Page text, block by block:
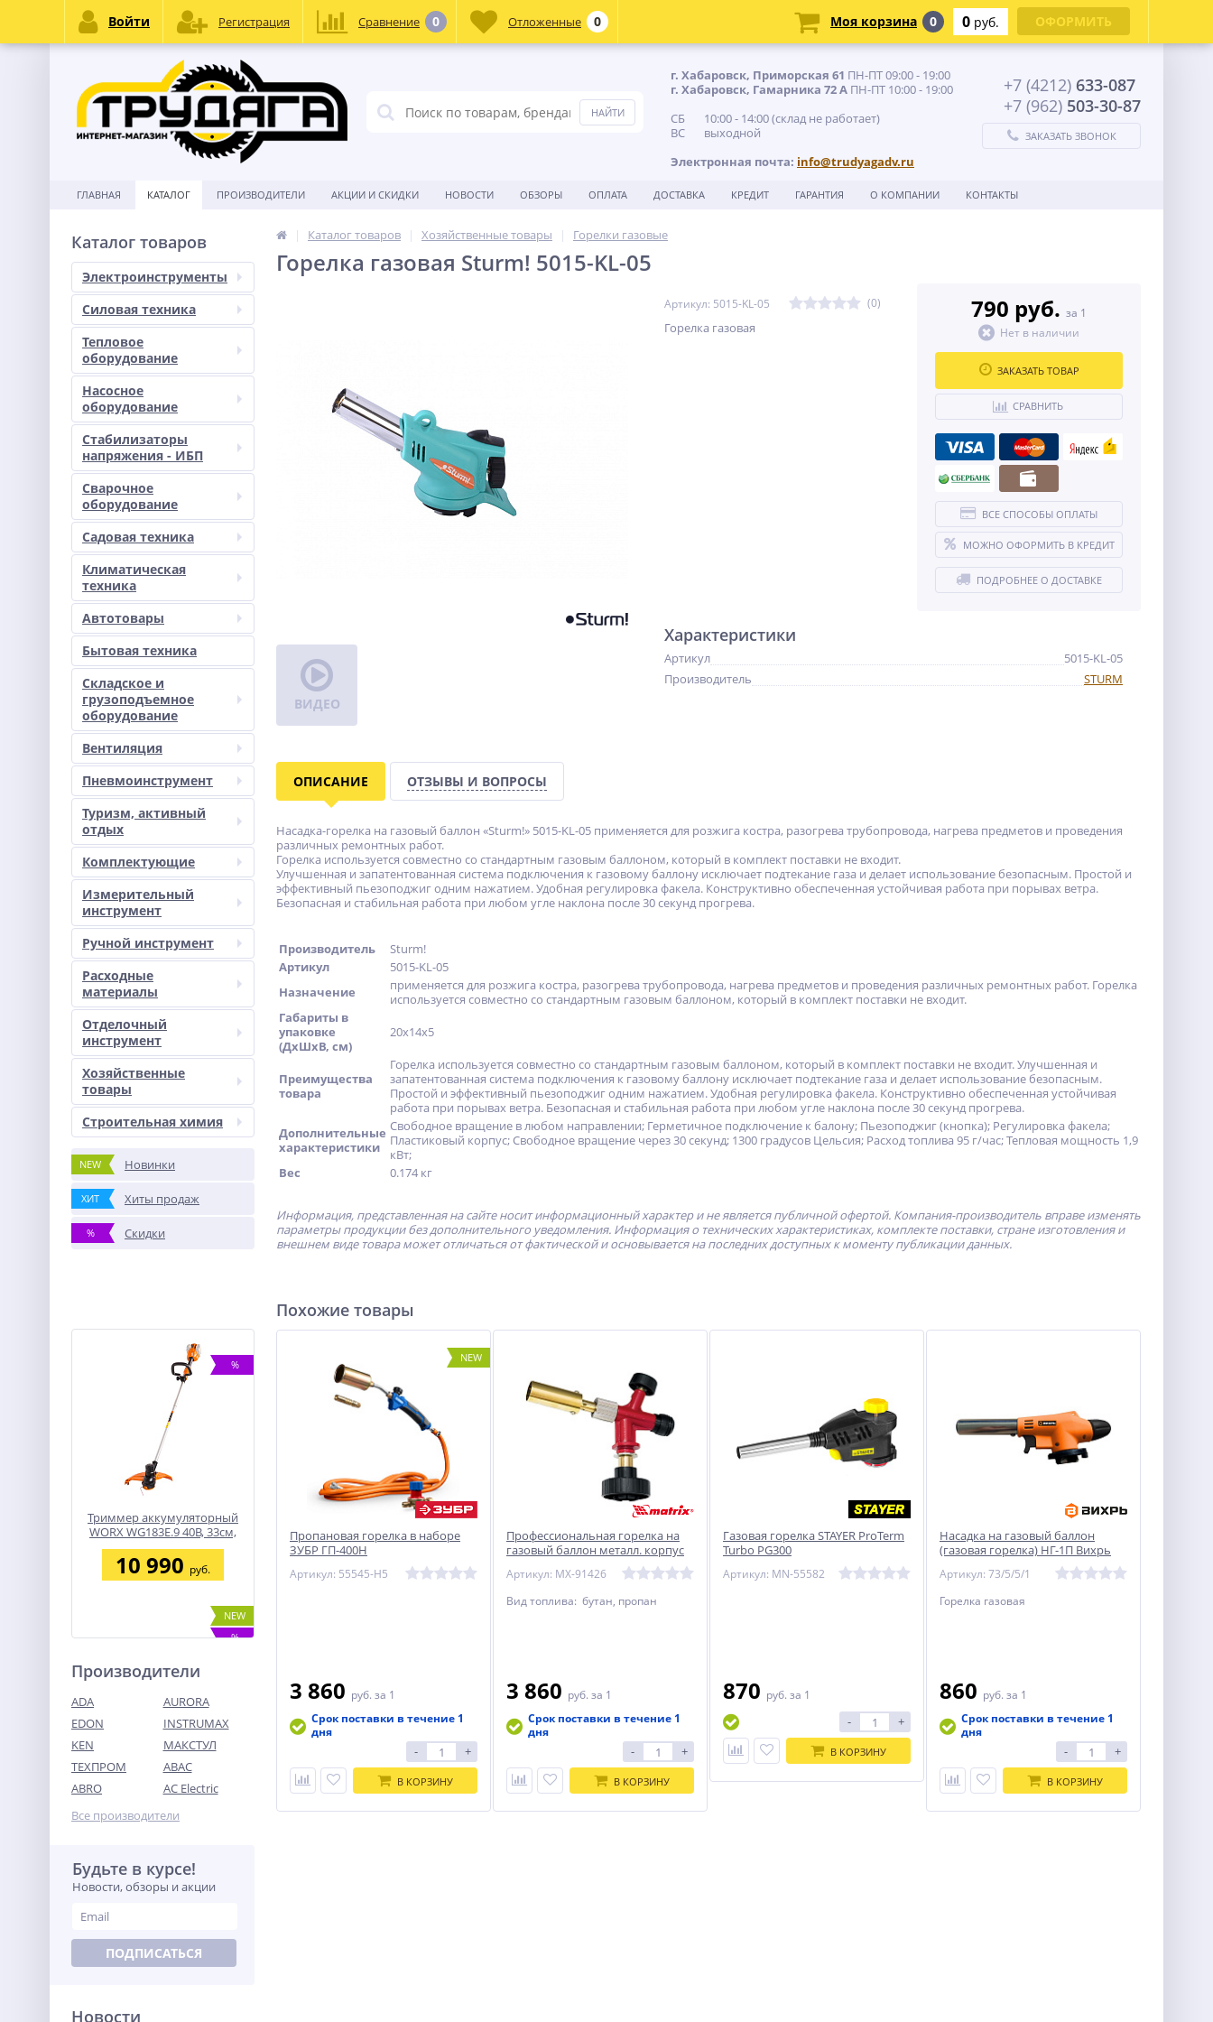
г. Хабаровск, Приморская 61 ПН-ПТ 09:00 - 19:00
г. Хабаровск, Гамарника 72 А ПН-ПТ 10:00 - 19:00
СБ 10:00 - 14:00 (склад не работает)
ВС выходной
Электронная почта: info@trudyagadv.ru
+7 (4212) 633-087
+7 (962) 503-30-87
ЗАКАЗАТЬ ЗВОНОК
ГЛАВНАЯ КАТАЛОГ ПРОИЗВОДИТЕЛИ АКЦИИ И СКИДКИ НОВОСТИ ОБЗОРЫ ОПЛАТА ДОСТАВКА КРЕДИТ ГАРАНТИЯ О КОМПАНИИ КОНТАКТЫ
Каталог товаров
Электроинструменты
Силовая техника
Тепловое
оборудование
Насосное
оборудование
Стабилизаторы
напряжения - ИБП
Сварочное
оборудование
Садовая техника
Климатическая
техника
Автотовары
Бытовая техника
Складское и
грузоподъемное
оборудование
Вентиляция
Пневмоинструмент
Туризм, активный
отдых
Комплектующие
Измерительный
инструмент
Ручной инструмент
Расходные
материалы
Отделочный
инструмент
Хозяйственные
товары
Строительная химия
NEW Новинки
ХИТ Хиты продаж
% Скидки
%
Триммер аккумуляторный
WORX WG183E.9 40В, 33см,
без АКБ и ЗУ
10 990 руб.
NEW
%
Дрель-шуруповерт акк.
Greenworks GD24DD90, 24V,
б/щет,
45/90Нм,1x5Ач,ЗУ,кор
(3707507OUG)
14 990
Производители
ADA
AURORA
EDON
INSTRUMAX
KEN
МАКСТУЛ
ТЕХПРОМ
ABAC
ABRO
AC Electric
Все производители
Будьте в курсе!
Новости, обзоры и акции
ПОДПИСАТЬСЯ
Новости
Каталог товаров Хозяйственные товары Горелки газовые
Горелка газовая Sturm! 5015-KL-05
ВИДЕО
Артикул: 5015-KL-05 (0)
Горелка газовая
790 руб. за 1
Нет в наличии
ЗАКАЗАТЬ ТОВАР
СРАВНИТЬ
ВСЕ СПОСОБЫ ОПЛАТЫ
МОЖНО ОФОРМИТЬ В КРЕДИТ
ПОДРОБНЕЕ О ДОСТАВКЕ
Характеристики
Артикул
5015-KL-05
Производитель
STURM
ОПИСАНИЕ ОТЗЫВЫ И ВОПРОСЫ
Насадка-горелка на газовый баллон «Sturm!» 5015-KL-05 применяется для розжига костра, разогрева трубопровода, нагрева предметов и проведения
различных ремонтных работ.
Горелка используется совместно со стандартным газовым баллоном, который в комплект поставки не входит.
Улучшенная и запатентованная система подключения к газовому баллону исключает подтекание газа и делает использование безопасным. Простой и
эффективный пьезоподжиг одним нажатием. Удобная регулировка факела. Конструктивно обеспеченная устойчивая работа при порывах ветра.
Безопасная и стабильная работа при любом угле наклона после 30 секунд прогрева.
Производитель
Sturm!
Артикул
5015-KL-05
Назначение
применяется для розжига костра, разогрева трубопровода, нагрева предметов и проведения различных ремонтных работ. Горелка
используется совместно со стандартным газовым баллоном, который в комплект поставки не входит.
Габариты в
упаковке
(ДхШхВ, см)
20x14x5
Преимущества
товара
Горелка используется совместно со стандартным газовым баллоном, который в комплект поставки не входит. Улучшенная и
запатентованная система подключения к газовому баллону исключает подтекание газа и делает использование безопасным.
Простой и эффективный пьезоподжиг одним нажатием. Удобная регулировка факела. Конструктивно обеспеченная устойчивая
работа при порывах ветра. Безопасная и стабильная работа при любом угле наклона после 30 секунд прогрева.
Дополнительные
характеристики
Свободное вращение в любом направлении; Герметичное подключение к балону; Пьезоподжиг (кнопка); Регулировка факела;
Пластиковый корпус; Свободное вращение через 30 секунд; 1300 градусов Цельсия; Расход топлива 95 г/час; Тепловая мощность 1,9
кВт;
Вес
0.174 кг
Информация, представленная на сайте носит информационный характер и не является публичной офертой. Компания-производитель вправе изменять
параметры продукции без дополнительного уведомления. Информация о технических характеристиках, комплекте поставки, стране изготовления и
внешнем виде товара может отличаться от фактической и основывается на последних доступных к моменту публикации данных.
Похожие товары
NEW
Пропановая горелка в наборе
ЗУБР ГП-400Н
Артикул: 55545-H5
3 860 руб. за 1
Срок поставки в течение 1
дня
- +
В КОРЗИНУ
Профессиональная горелка на
газовый баллон металл. корпус
Артикул: MX-91426
Вид топлива: бутан, пропан
3 860 руб. за 1
Срок поставки в течение 1
дня
- +
В КОРЗИНУ
Газовая горелка STAYER ProTerm
Turbo PG300
Артикул: MN-55582
870 руб. за 1
- +
В КОРЗИНУ
Насадка на газовый баллон
(газовая горелка) НГ-1П Вихрь
Артикул: 73/5/5/1
Горелка газовая
860 руб. за 1
Срок поставки в течение 1
дня
- +
В КОРЗИНУ
Войти Регистрация Сравнение 0 Отложенные 0 Моя корзина 0 0 руб. ОФОРМИТЬ